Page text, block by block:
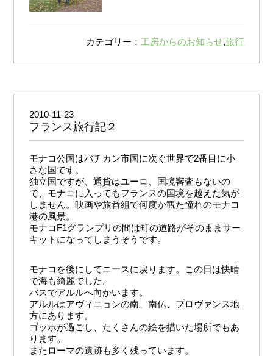
カテゴリー： 工房からのお知らせ,旅行
2010-11-23
フランス旅行記２
モナコ公国はバチカン市国に次ぐ世界で2番目に小
さな国です。
独立国ですが、通貨はユーロ、国境審査もないの
で、モナコに入ってもフランスの国境を越えた気が
しません。映画や旅番組で何度か観た憧れのモナコ
港の風景。
モナコF1グランプリの間は町の道路がそのままサー
キットになってしまうそうです。
モナコを後にしてニースに戻ります。この日は快晴
で海も綺麗でした。
バスでアルルへ向かいます。
アルルはアヴィニョンの南、南仏、プロヴァンス地
方にあります。
ゴッホが過ごし、たくさんの絵を描いた場所でもあ
ります。
またローマの遺跡も多く残っています。